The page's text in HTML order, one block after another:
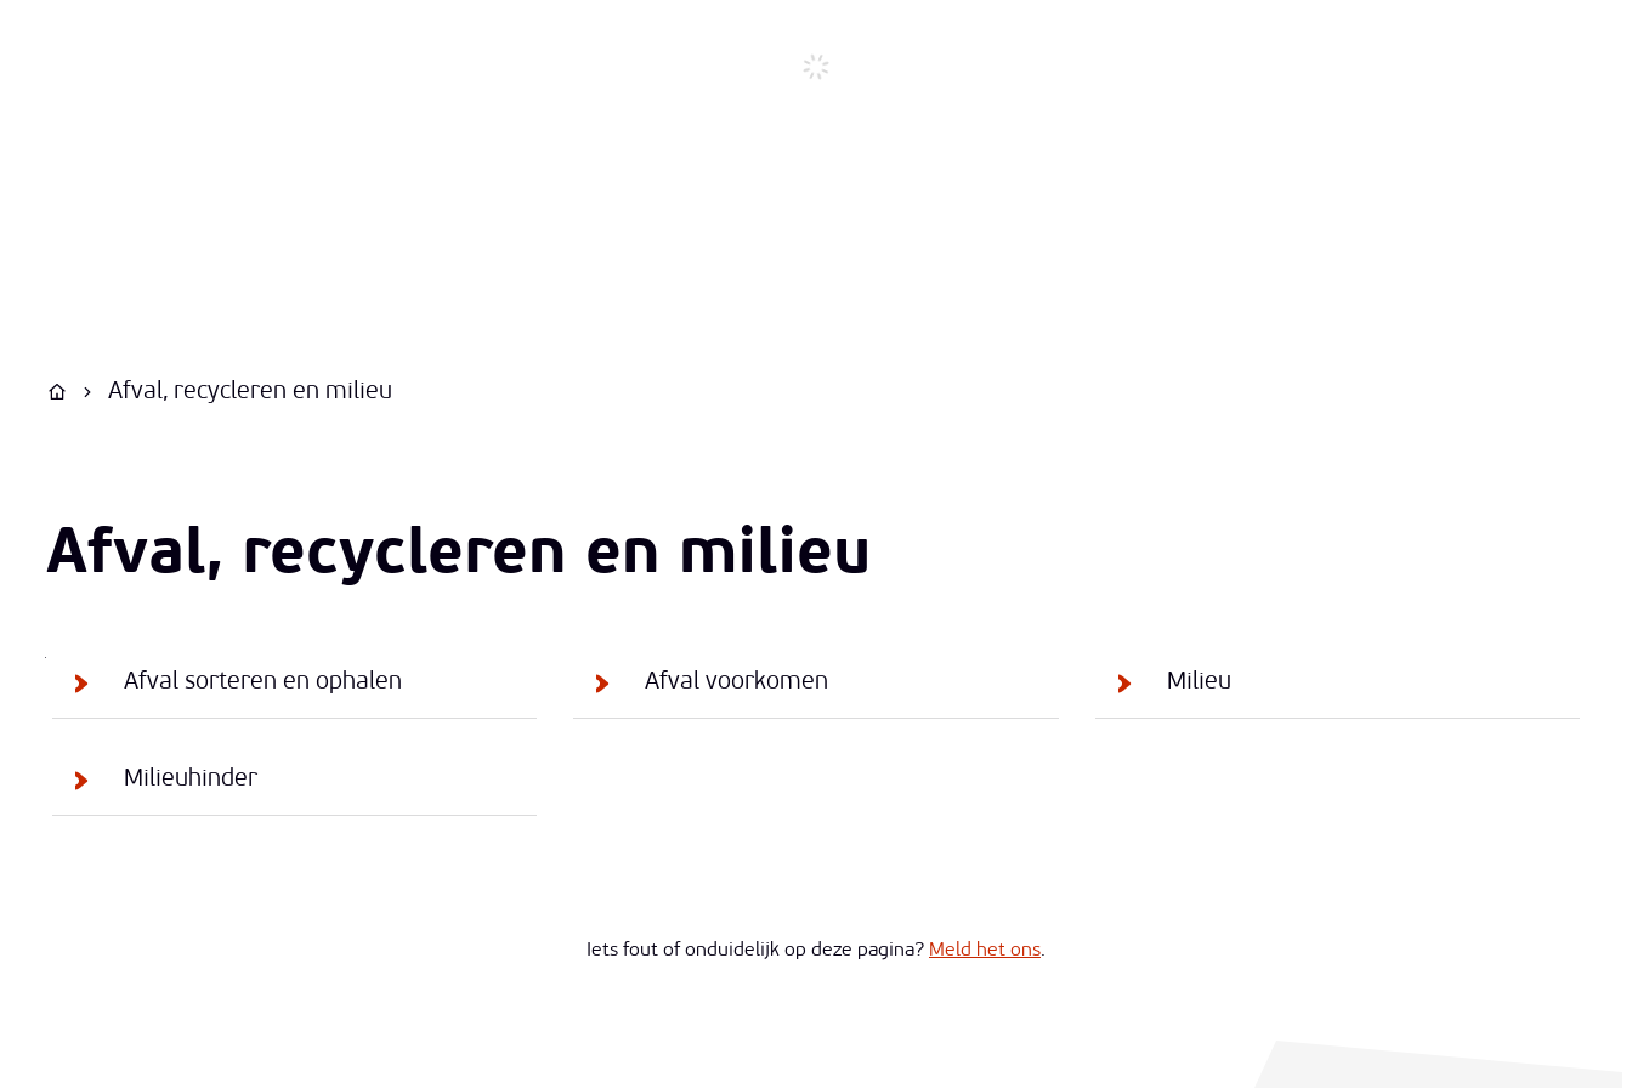
Startpagina
Afval, recycleren en milieu
Afval, recycleren en milieu
Thema'sAfval sorteren en ophalen Afval voorkomen Milieu
Milieuhinder
Iets fout of onduidelijk op deze pagina? Meld het ons.